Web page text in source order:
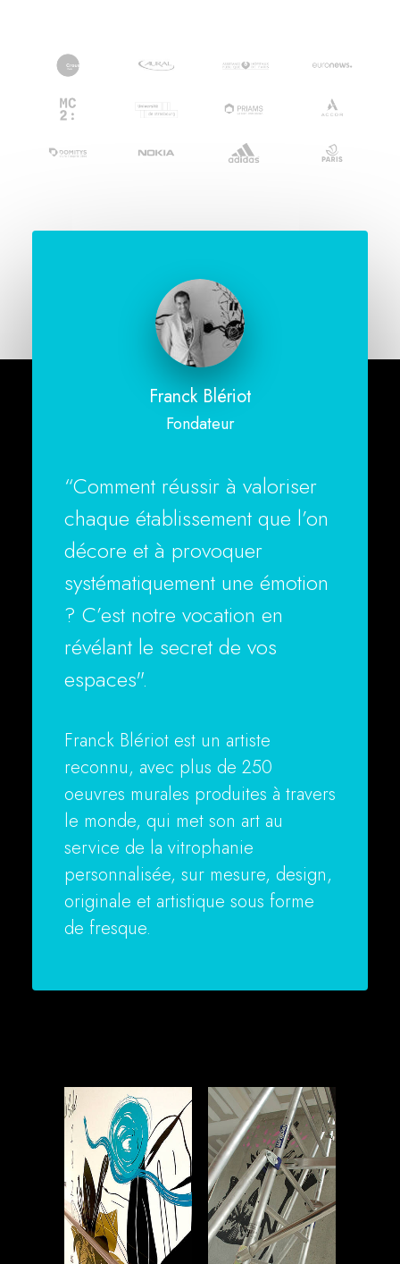
Franck Blériot
Fondateur
“Comment réussir à valoriser
chaque établissement que l’on
décore et à provoquer
systématiquement une émotion
? C’est notre vocation en
révélant le secret de vos
espaces".
Franck Blériot est un artiste
reconnu, avec plus de 250
oeuvres murales produites à travers
le monde, qui met son art au
service de la vitrophanie
personnalisée, sur mesure, design,
originale et artistique sous forme
de fresque.